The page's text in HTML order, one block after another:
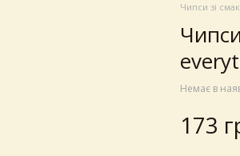
Чипси зі
Немає в
173